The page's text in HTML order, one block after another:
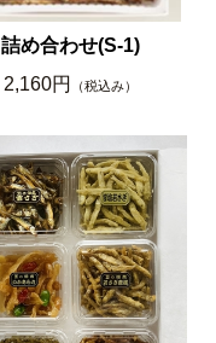
詰め合わせ(S-1)
2,160円
（税込み）